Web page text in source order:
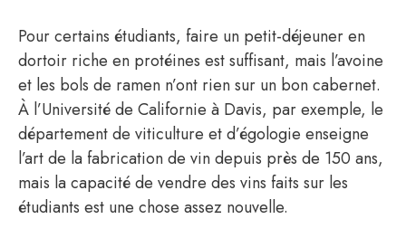
Pour certains étudiants, faire un petit-déjeuner en
dortoir riche en protéines est suffisant, mais l’avoine
et les bols de ramen n’ont rien sur un bon cabernet.
À l’Université de Californie à Davis, par exemple, le
département de viticulture et d’égologie enseigne
l’art de la fabrication de vin depuis près de 150 ans,
mais la capacité de vendre des vins faits sur les
étudiants est une chose assez nouvelle.